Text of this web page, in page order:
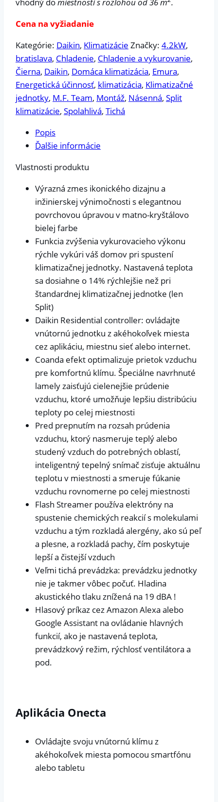
Cena na vyžiadanie
Kategórie: Daikin, Klimatizácie Značky: 4.2kW,
bratislava, Chladenie, Chladenie a vykurovanie,
Čierna, Daikin, Domáca klimatizácia, Emura,
Energetická účinnosť, klimatizácia, Klimatizačné
jednotky, M.F. Team, Montáž, Násenná, Split
klimatizácie, Spolahlivá, Tichá
Popis
Ďalšie informácie
Vlastnosti produktu
Výrazná zmes ikonického dizajnu a
inžinierskej výnimočnosti s elegantnou
povrchovou úpravou v matno-kryštálovo
bielej farbe
Funkcia zvýšenia vykurovacieho výkonu
rýchle vykúri váš domov pri spustení
klimatizačnej jednotky. Nastavená teplota
sa dosiahne o 14% rýchlejšie než pri
štandardnej klimatizačnej jednotke (len
Split)
Daikin Residential controller: ovládajte
vnútornú jednotku z akéhokoľvek miesta
cez aplikáciu, miestnu sieť alebo internet.
Coanda efekt optimalizuje prietok vzduchu
pre komfortnú klímu. Špeciálne navrhnuté
lamely zaisťujú cielenejšie prúdenie
vzduchu, ktoré umožňuje lepšiu distribúciu
teploty po celej miestnosti
Pred prepnutím na rozsah prúdenia
vzduchu, ktorý nasmeruje teplý alebo
studený vzduch do potrebných oblastí,
inteligentný tepelný snímač zisťuje aktuálnu
teplotu v miestnosti a smeruje fúkanie
vzduchu rovnomerne po celej miestnosti
Flash Streamer používa elektróny na
spustenie chemických reakcií s molekulami
vzduchu a tým rozkladá alergény, ako sú peľ
a plesne, a rozkladá pachy, čím poskytuje
lepší a čistejší vzduch
Veľmi tichá prevádzka: prevádzku jednotky
nie je takmer vôbec počuť. Hladina
akustického tlaku znížená na 19 dBA !
Hlasový príkaz cez Amazon Alexa alebo
Google Assistant na ovládanie hlavných
funkcií, ako je nastavená teplota,
prevádzkový režim, rýchlosť ventilátora a
pod.
Aplikácia Onecta
Ovládajte svoju vnútornú klímu z
akéhokoľvek miesta pomocou smartfónu
alebo tabletu